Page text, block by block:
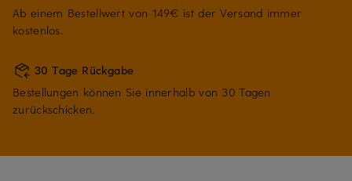
Ab einem Bestellwert von 149€ ist der Versand immer
kostenlos.
30 Tage Rückgabe
Bestellungen können Sie innerhalb von 30 Tagen
zurückschicken.